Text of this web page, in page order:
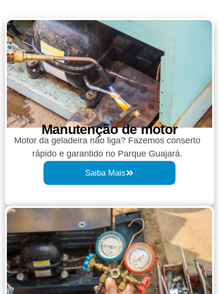
Manutenção de motor
Motor da geladeira não liga? Fazemos conserto
rápido e garantido no Parque Guajará.
Saiba Mais